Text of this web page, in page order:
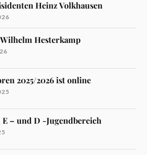
Heinz Volkhausen
Hesterkamp
2025/2026 ist online
– und D -Jugendbereich